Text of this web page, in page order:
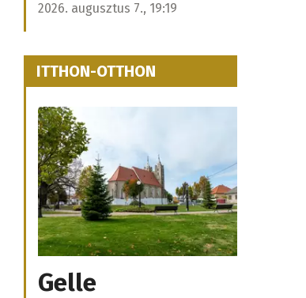
2026. augusztus 7., 19:19
ITTHON-OTTHON
Gelle